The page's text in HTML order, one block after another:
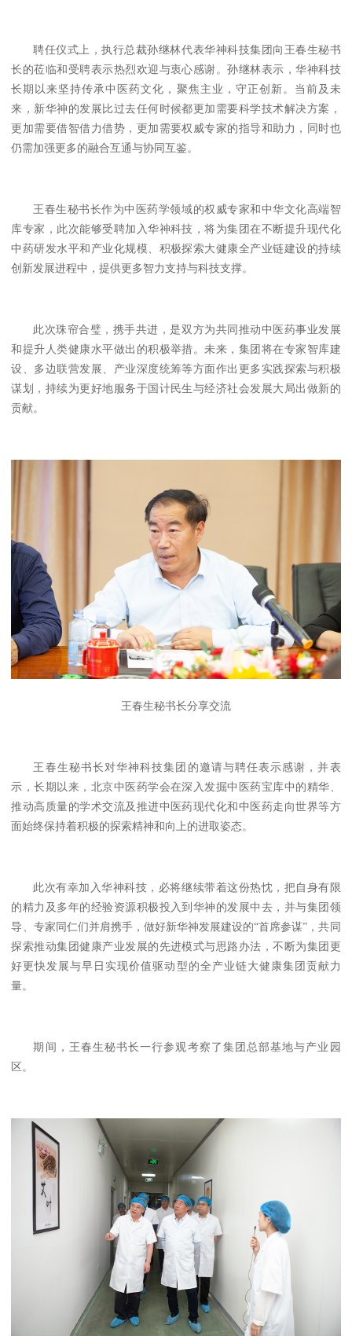
聘任仪式上，执行总裁孙继林代表华神科技集团向王春生秘书
长的莅临和受聘表示热烈欢迎与衷心感谢。孙继林表示，华神科技
长期以来坚持传承中医药文化，聚焦主业，守正创新。当前及未
来，新华神的发展比过去任何时候都更加需要科学技术解决方案，
更加需要借智借力借势，更加需要权威专家的指导和助力，同时也
仍需加强更多的融合互通与协同互鉴。
王春生秘书长作为中医药学领域的权威专家和中华文化高端智
库专家，此次能够受聘加入华神科技，将为集团在不断提升现代化
中药研发水平和产业化规模、积极探索大健康全产业链建设的持续
创新发展进程中，提供更多智力支持与科技支撑。
此次珠帘合璧，携手共进，是双方为共同推动中医药事业发展
和提升人类健康水平做出的积极举措。未来，集团将在专家智库建
设、多边联营发展、产业深度统筹等方面作出更多实践探索与积极
谋划，持续为更好地服务于国计民生与经济社会发展大局出做新的
贡献。
王春生秘书长分享交流
王春生秘书长对华神科技集团的邀请与聘任表示感谢，并表
示，长期以来，北京中医药学会在深入发掘中医药宝库中的精华、
推动高质量的学术交流及推进中医药现代化和中医药走向世界等方
面始终保持着积极的探索精神和向上的进取姿态。
此次有幸加入华神科技，必将继续带着这份热忱，把自身有限
的精力及多年的经验资源积极投入到华神的发展中去，并与集团领
导、专家同仁们并肩携手，做好新华神发展建设的“首席参谋”，共同
探索推动集团健康产业发展的先进模式与思路办法，不断为集团更
好更快发展与早日实现价值驱动型的全产业链大健康集团贡献力
量。
期间，王春生秘书长一行参观考察了集团总部基地与产业园
区。